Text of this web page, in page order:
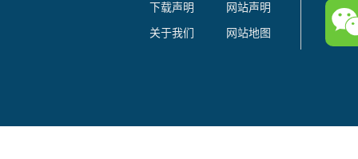
下载声明
网站声明
关于我们
网站地图